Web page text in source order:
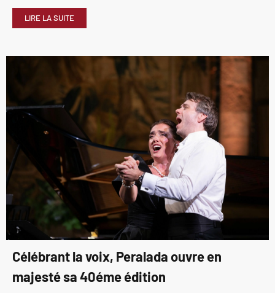
LIRE LA SUITE
Célébrant la voix, Peralada ouvre en
majesté sa 40éme édition